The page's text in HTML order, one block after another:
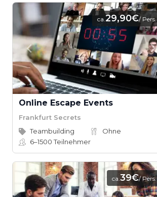
ca.29,90€/ Pers.
Online Escape Events
Frankfurt Secrets
Teambuilding
Ohne
6–1500Teilnehmer
ca.39€/ Pers.